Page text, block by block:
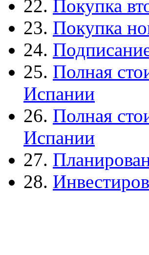
22. Покупка
23. Покупка
24.
25. Полная
Испании
26. Полная
Испании
27.
28.